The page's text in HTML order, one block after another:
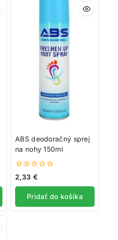
ABS deodoračný sprej
na nohy 150ml
0
5
2,33 €
Pridať do košíka